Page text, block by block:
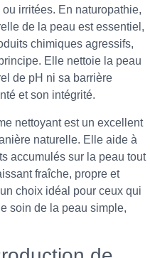
irritées. En naturopathie,
de la peau est essentiel,
chimiques agressifs,
Elle nettoie la peau
de pH ni sa barrière
et son intégrité.
nettoyant est un excellent
naturelle. Elle aide à
accumulés sur la peau tout
fraîche, propre et
choix idéal pour ceux qui
soin de la peau simple,